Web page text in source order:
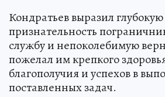
Кондратьев выразил глубокую
признательность
службу и непоколебимую
пожелал им крепкого
благополучия и успехов в
поставленных задач.